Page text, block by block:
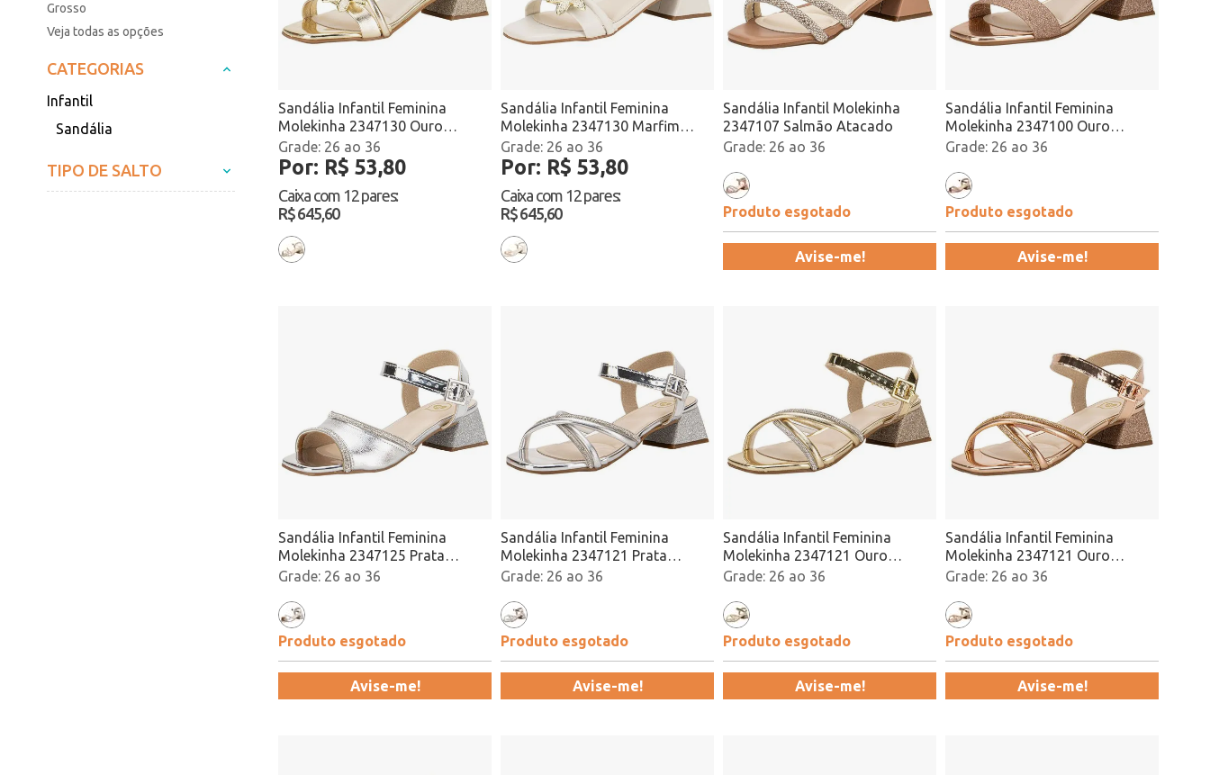
Grosso
Veja todas as opções
CATEGORIAS
Infantil
Sandália
TIPO DE SALTO
Sandália Infantil Feminina
Molekinha 2347130 Ouro
Atacado26 ao 36
Por: R$ 53,80
Caixa com 12 pares:
R$ 645,60
Sandália Infantil Feminina
Molekinha 2347130 Marfim
Atacado26 ao 36
Por: R$ 53,80
Caixa com 12 pares:
R$ 645,60
Sandália Infantil Molekinha
2347107 Salmão Atacado
26 ao 36
Produto esgotado
Avise-me!
Sandália Infantil Feminina
Molekinha 2347100 Ouro
Rosado Atacado
26 ao 36
Produto esgotado
Avise-me!
Sandália Infantil Feminina
Molekinha 2347125 Prata
Atacado26 ao 36
Produto esgotado
Avise-me!
Sandália Infantil Feminina
Molekinha 2347121 Prata
Atacado26 ao 36
Produto esgotado
Avise-me!
Sandália Infantil Feminina
Molekinha 2347121 Ouro
Atacado26 ao 36
Produto esgotado
Avise-me!
Sandália Infantil Feminina
Molekinha 2347121 Ouro
Rosado Atacado
26 ao 36
Produto esgotado
Avise-me!